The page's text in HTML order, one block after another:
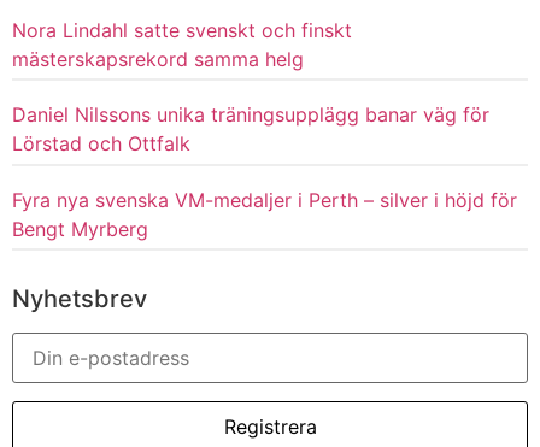
Nora Lindahl satte svenskt och finskt
mästerskapsrekord samma helg
Daniel Nilssons unika träningsupplägg banar väg för
Lörstad och Ottfalk
Fyra nya svenska VM-medaljer i Perth – silver i höjd för
Bengt Myrberg
Nyhetsbrev